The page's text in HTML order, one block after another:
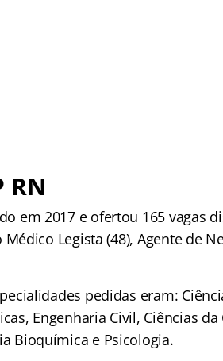
RN
em 2017 e ofertou 165 vagas
Legista (48), Agente de
pedidas eram:
Engenharia Civil, Ciências
Bioquímica e Psicologia.